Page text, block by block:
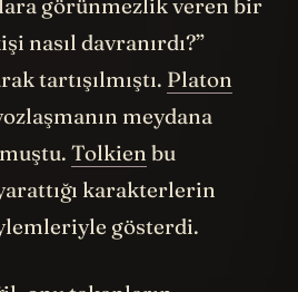
görünmezlik veren bir
nasıl davranırdı?”
tartışılmıştı. Platon
meydana
Tolkien bu
karakterlerin
gösterdi.